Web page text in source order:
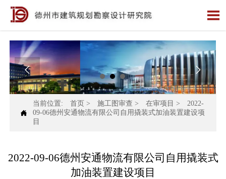

 

当前位置: 首页 > 施工图审查 > 在审项目 >
2022-
09-06德州安通物流有限公司自用撬装式加油装置建设项
目
2022-09-06德州安通物流有限公司自用撬装式
加油装置建设项目